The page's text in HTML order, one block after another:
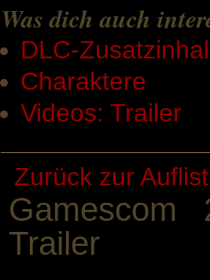
Was dich auch
DLC-
Charaktere
Videos: Trailer
Zurück zur
Gamescom
Trailer